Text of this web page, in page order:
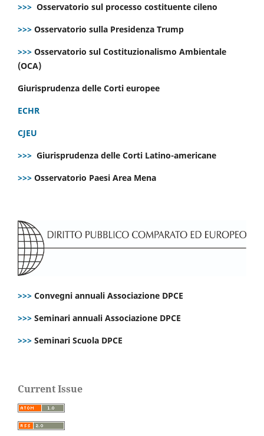
>>> Osservatorio sul processo costituente cileno
>>> Osservatorio sulla Presidenza Trump
>>> Osservatorio sul Costituzionalismo Ambientale
(OCA)
Giurisprudenza delle Corti europee
ECHR
CJEU
>>> Giurisprudenza delle Corti Latino-americane
>>> Osservatorio Paesi Area Mena
>>> Convegni annuali Associazione DPCE
>>> Seminari annuali Associazione DPCE
>>> Seminari Scuola DPCE
Current Issue